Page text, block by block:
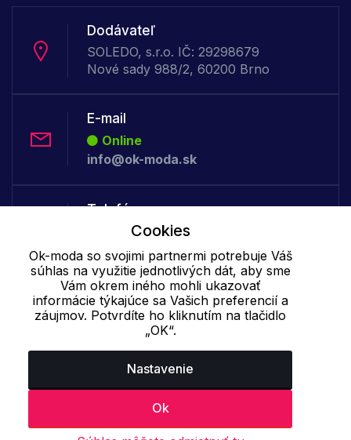
Dodávateľ
SOLEDO, s.r.o. IČ: 29298679
Nové sady 988/2, 60200 Brno
E-mail
Online
info@ok-moda.sk
Telefón:
Online
+421 277 278 079
Cookie - podrobné nastavenie| Ďalšie informácie|Spracovanie
osobných údajov
Cookies
Ok-moda so svojimi partnermi potrebuje Váš
súhlas na využitie jednotlivých dát, aby sme
Vám okrem iného mohli ukazovať
informácie týkajúce sa Vašich preferencií a
záujmov. Potvrdíte ho kliknutím na tlačidlo
„OK“.
Nastavenie
Ok